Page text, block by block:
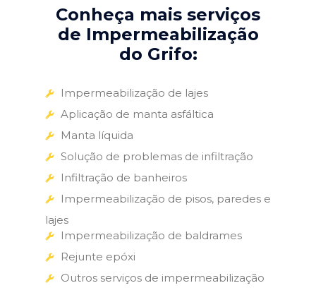
Conheça mais serviços
de Impermeabilização
do Grifo:
Impermeabilização de lajes
Aplicação de manta asfáltica
Manta líquida
Solução de problemas de infiltração
Infiltração de banheiros
Impermeabilização de pisos, paredes e
lajes
Impermeabilização de baldrames
Rejunte epóxi
Outros serviços de impermeabilização